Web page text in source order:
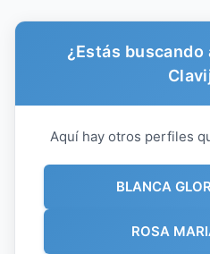
¿Estás buscando
Aquí hay otros perfiles
BLANCA
ROSA